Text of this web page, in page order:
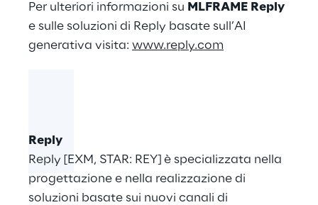
Per ulteriori informazioni su MLFRAME Reply
e sulle soluzioni di Reply basate sull’AI
generativa visita: www.reply.com
Reply
Reply [EXM, STAR: REY] è specializzata nella
progettazione e nella realizzazione di
soluzioni basate sui nuovi canali di